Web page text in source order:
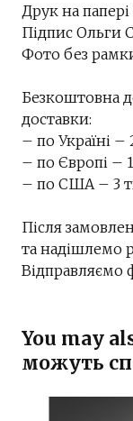
Друк на
Підпис Ольги
Фото без
Безкоштовна
доставки:
– по Україні –
– по Європі –
– по США – 3
Після
та надішлемо
Відправляємо
You may
можуть